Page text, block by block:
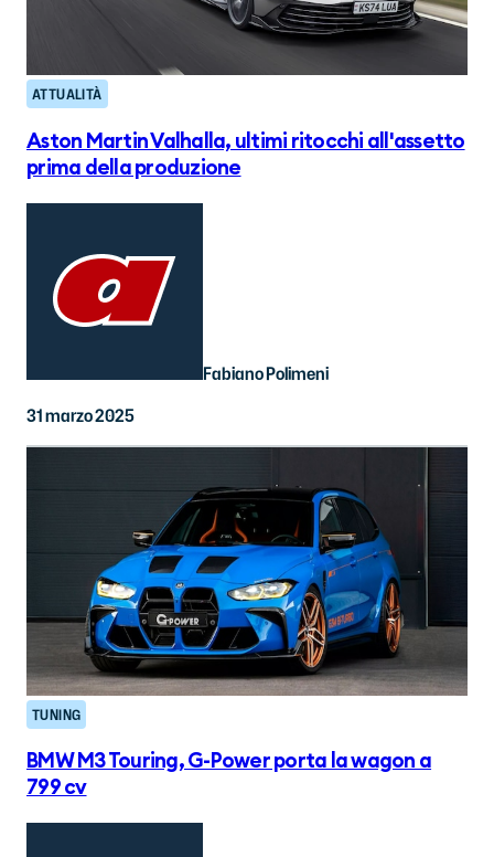
ATTUALITÀ
Aston Martin Valhalla, ultimi ritocchi all'assetto
prima della produzione
Fabiano Polimeni
31 marzo 2025
TUNING
BMW M3 Touring, G-Power porta la wagon a
799 cv